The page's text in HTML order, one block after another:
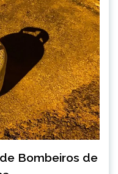
Bombeiros de